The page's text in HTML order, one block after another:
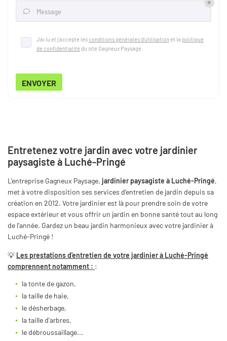
 Message
J'ai lu et j'accepte lesconditions générales d'utilisation et la politique
de confidentialité du site Gagneux Paysage
ENVOYER
Entretenez votre jardin avec votre jardinier
paysagiste à Luché-Pringé
L'entreprise Gagneux Paysage, jardinier paysagiste à Luché-Pringé,
met à votre disposition ses services d'entretien de jardin depuis sa
création en 2012. Votre jardinier est là pour prendre soin de votre
espace extérieur et vous offrir un jardin en bonne santé tout au long
de l'année. Gardez un beau jardin harmonieux avec votre jardinier à
Luché-Pringé !
💡 Les prestations d'entretien de votre jardinier à Luché-Pringé
comprennent notamment : :
la tonte de gazon,
la taille de haie,
le désherbage,
la taille d'arbres,
le débroussaillage...